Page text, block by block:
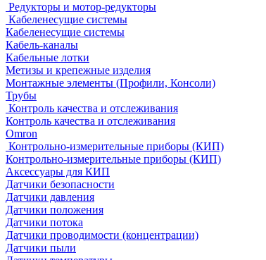
Редукторы и мотор-редукторы
Кабеленесущие системы
Кабеленесущие системы
Кабель-каналы
Кабельные лотки
Метизы и крепежные изделия
Монтажные элементы (Профили, Консоли)
Трубы
Контроль качества и отслеживания
Контроль качества и отслеживания
Omron
Контрольно-измерительные приборы (КИП)
Контрольно-измерительные приборы (КИП)
Аксессуары для КИП
Датчики безопасности
Датчики давления
Датчики положения
Датчики потока
Датчики проводимости (концентрации)
Датчики пыли